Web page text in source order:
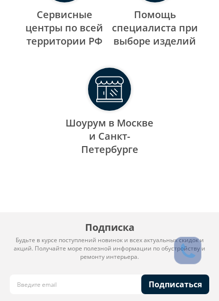
Сервисные
центры по всей
территории РФ
Помощь
специалиста при
выборе изделий
Шоурум в Москве
и Санкт-
Петербурге
Подписка
Будьте в курсе поступлений новинок и всех актуальных скидок и
акций. Получайте море полезной информации по обустройству и
ремонту интерьера.
Подписаться